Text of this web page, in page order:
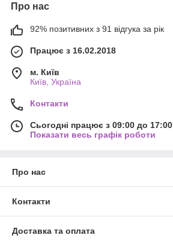
Про нас
92% позитивних з 91 відгука за рік
Працює з 16.02.2018
м. Київ
Київ, Україна
Контакти
Сьогодні працює з 09:00 до 17:00
Показати весь графік роботи
Про нас
Контакти
Доставка та оплата